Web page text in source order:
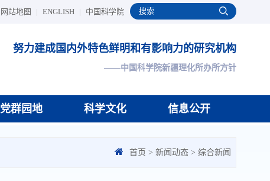
网站地图 | ENGLISH | 中国科学院
努力建成国内外特色鲜明和有影响力的研究机构
——中国科学院新疆理化所办所方针
党群园地 科学文化 信息公开
首页 > 新闻动态 > 综合新闻